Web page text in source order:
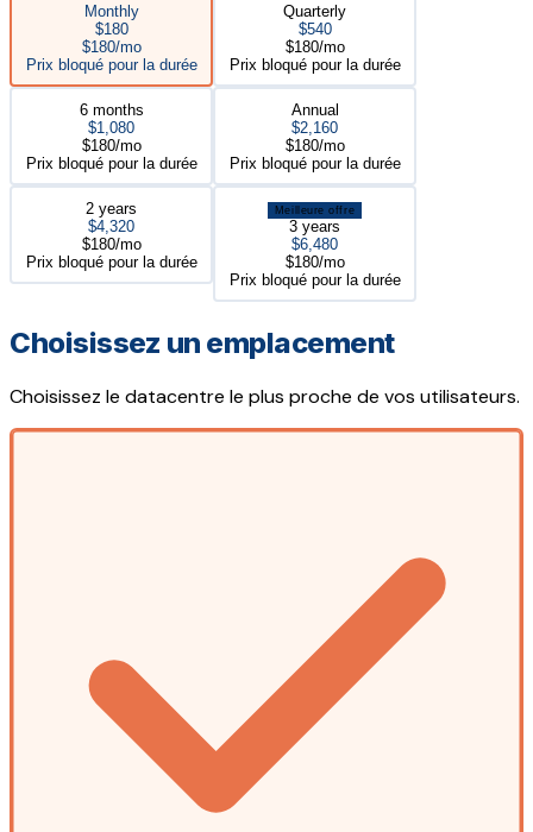
Monthly
$180
$180/mo
Prix bloqué pour la durée
Quarterly
$540
$180/mo
Prix bloqué pour la durée
6 months
$1,080
$180/mo
Prix bloqué pour la durée
Annual
$2,160
$180/mo
Prix bloqué pour la durée
2 years
$4,320
$180/mo
Prix bloqué pour la durée
Meilleure offre
3 years
$6,480
$180/mo
Prix bloqué pour la durée
Choisissez un emplacement
Choisissez le datacentre le plus proche de vos utilisateurs.